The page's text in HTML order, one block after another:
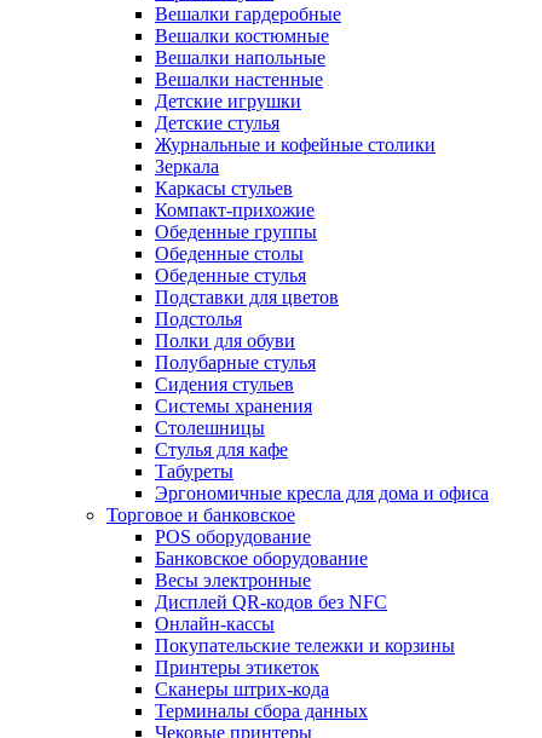
Вешалки гардеробные
Вешалки костюмные
Вешалки напольные
Вешалки настенные
Детские игрушки
Детские стулья
Журнальные и кофейные столики
Зеркала
Каркасы стульев
Компакт-прихожие
Обеденные группы
Обеденные столы
Обеденные стулья
Подставки для цветов
Подстолья
Полки для обуви
Полубарные стулья
Сидения стульев
Системы хранения
Столешницы
Стулья для кафе
Табуреты
Эргономичные кресла для дома и офиса
Торговое и банковское
POS оборудование
Банковское оборудование
Весы электронные
Дисплей QR-кодов без NFC
Онлайн-кассы
Покупательские тележки и корзины
Принтеры этикеток
Сканеры штрих-кода
Терминалы сбора данных
Чековые принтеры